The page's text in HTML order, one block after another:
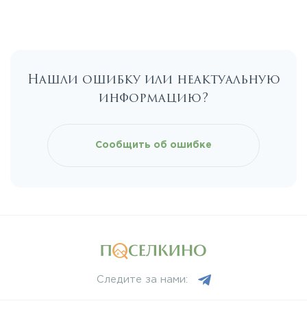
Нашли ошибку или неактуальную
информацию?
Сообщить об ошибке
Следите за нами: